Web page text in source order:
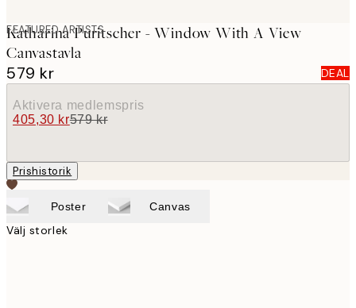
FEATURED ARTISTS
Katharina Puritscher - Window With A View
Canvastavla
579 kr DEAL
Aktivera medlemspris
405,30 kr579 kr
Prishistorik
Poster Canvas
Välj storlek